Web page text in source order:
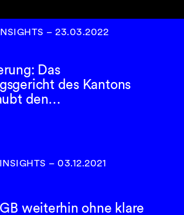
– 23.03.2022
Das
des Kantons
den…
INSIGHTS – 03.12.2021
weiterhin ohne klare